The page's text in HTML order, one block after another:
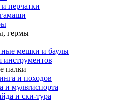
перчатки
гермы
мешки и баулы
палки
и походов
и мультиспорта
и ски-тура